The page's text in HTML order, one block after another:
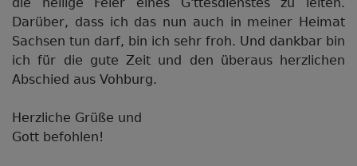
Darüber, dass ich das nun auch in meiner Heimat
Sachsen tun darf, bin ich sehr froh. Und dankbar bin
ich für die gute Zeit und den überaus herzlichen
Abschied aus Vohburg.
Herzliche Grüße und
Gott befohlen!